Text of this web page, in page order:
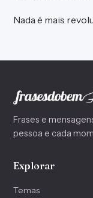
Nada é mais
Frases e
pessoa e cada
Explorar
Temas